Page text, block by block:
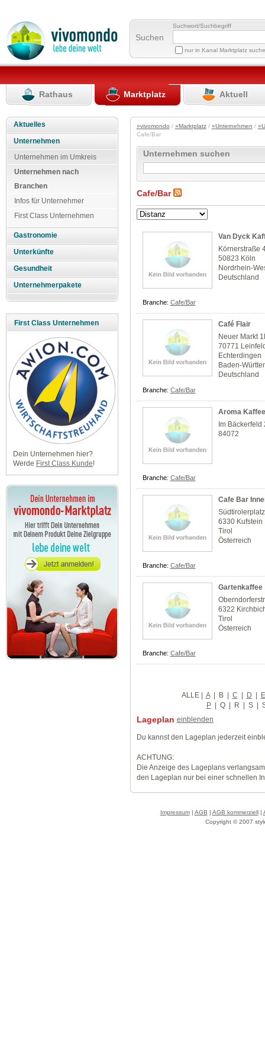
Suchen
Suchwort/Suchbegriff
nur in Kanal Marktplatz
Rathaus Marktplatz Aktuell
Aktuelles
Unternehmen
Unternehmen im Umkreis
Unternehmen nach
Branchen
Infos für Unternehmer
First Class Unternehmen
Gastronomie
Unterkünfte
Gesundheit
Unternehmerpakete
First Class Unternehmen
Dein Unternehmen hier?
Werde First Class Kunde!
»vivomondo / »Marktplatz/ »Unternehmen /
Cafe/Bar
Unternehmen suchen
Cafe/Bar
Van Dyck
Körnerstraße
50823 Köln
Nordrhein-
Deutschland
Branche: Cafe/Bar
Café Flair
Neuer Markt
70771
Echterdingen
Baden-
Deutschland
Branche: Cafe/Bar
Aroma
Im Bäckerfeld
84072
Branche: Cafe/Bar
Cafe Bar
6330 Kufstein
Tirol
Österreich
Branche: Cafe/Bar
Gartenkaffee
6322
Tirol
Österreich
Branche: Cafe/Bar
ALLE| A | B | C | D | E
P | Q | R | S |
Lageplan einblenden
Du kannst den Lageplan jederzeit
ACHTUNG:
Die Anzeige des Lageplans
den Lageplan nur bei einer schnellen
Impressum| AGB | AGB kommerziell|
Copyright © 2007